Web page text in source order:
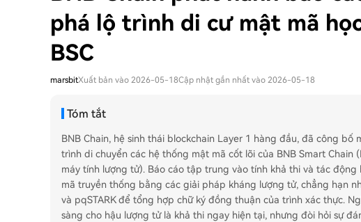
phá lộ trình di cư mật mã
BSC
marsbitXuất bản vào 2026-05-18Cập nhật gần nhất vào 2026-05-18
Tóm tắt
BNB Chain, hệ sinh thái blockchain Layer 1 hàng đầu, đã công
trình di chuyển các hệ thống mật mã cốt lõi của BNB Smart Chain
máy tính lượng tử). Báo cáo tập trung vào tính khả thi và tác
mã truyền thống bằng các giải pháp kháng lượng tử, chẳng hạn
và pqSTARK để tổng hợp chữ ký đồng thuận của trình xác thực.
sàng cho hậu lượng tử là khả thi ngay hiện tại, nhưng đòi hỏi sự